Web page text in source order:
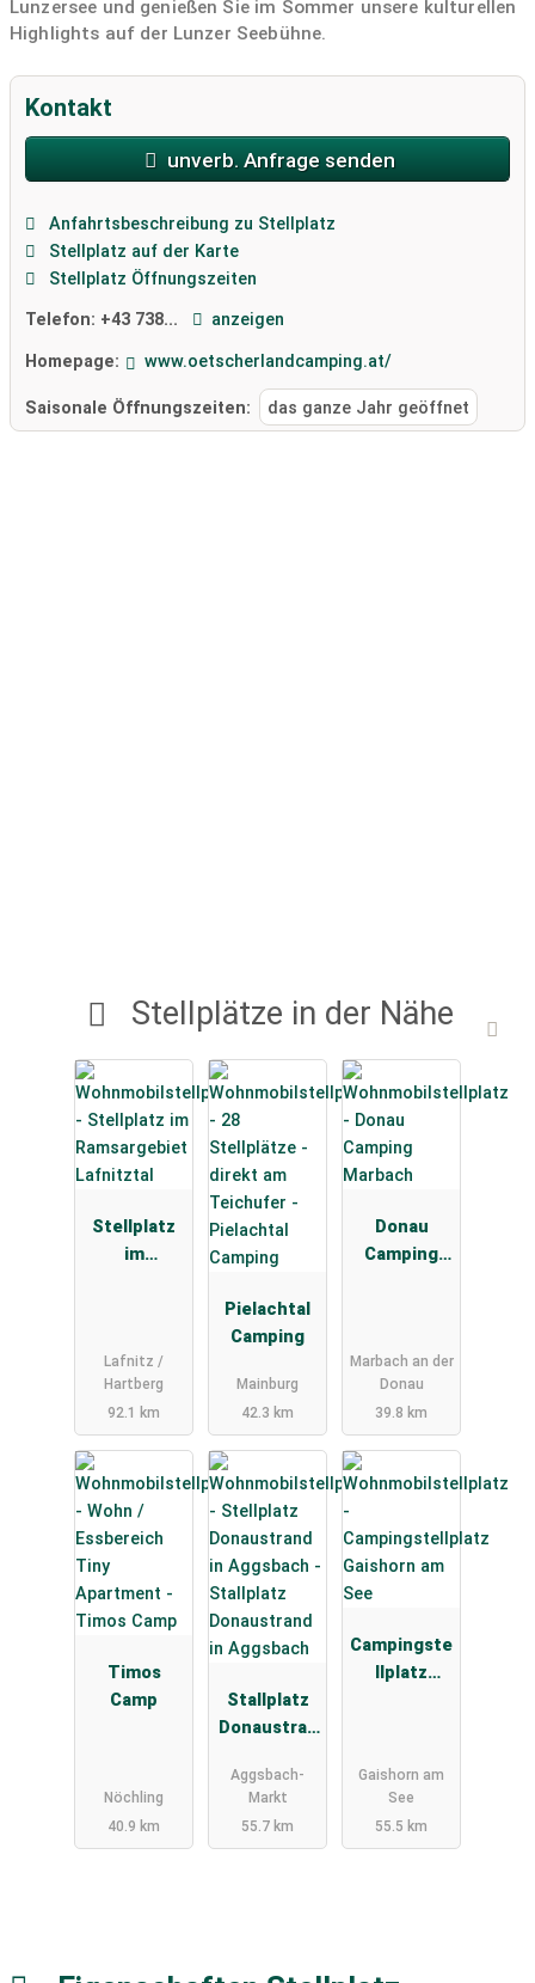
Lunzersee und genießen Sie im Sommer unsere kulturellen
Highlights auf der Lunzer Seebühne.
Kontakt
unverb. Anfrage senden
Anfahrtsbeschreibung zu Stellplatz
Stellplatz auf der Karte
Stellplatz Öffnungszeiten
Telefon: +43 738... anzeigen
Homepage: www.oetscherlandcamping.at/
Saisonale Öffnungszeiten: das ganze Jahr geöffnet
Stellplätze in der Nähe
Stellplatz
im
Lafnitz /
Hartberg
92.1 km
Pielachtal
Camping
Mainburg
42.3 km
Donau
Camping
Marbach an der
Donau
39.8 km
Timos
Camp
Nöchling
40.9 km
Stallplatz
Donaustran
Aggsbach
Aggsbach-
Markt
55.7 km
Campingste
llplatz
Gaishorn am
See
55.5 km